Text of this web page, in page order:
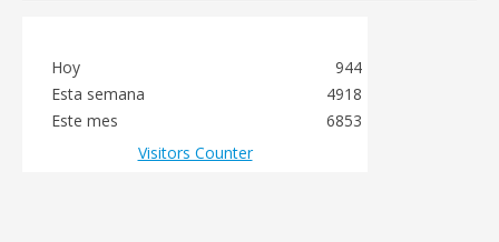
Hoy
Esta semana
Este mes
944
4918
6853
Visitors Counter